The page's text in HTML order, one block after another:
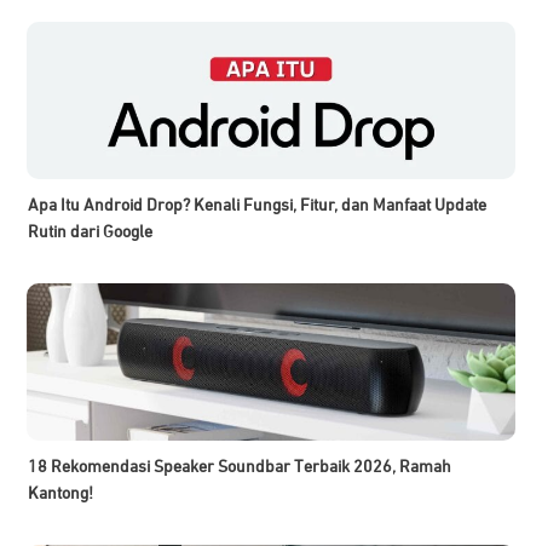
Apa Itu Android Drop? Kenali Fungsi, Fitur, dan Manfaat Update
Rutin dari Google
18 Rekomendasi Speaker Soundbar Terbaik 2026, Ramah
Kantong!